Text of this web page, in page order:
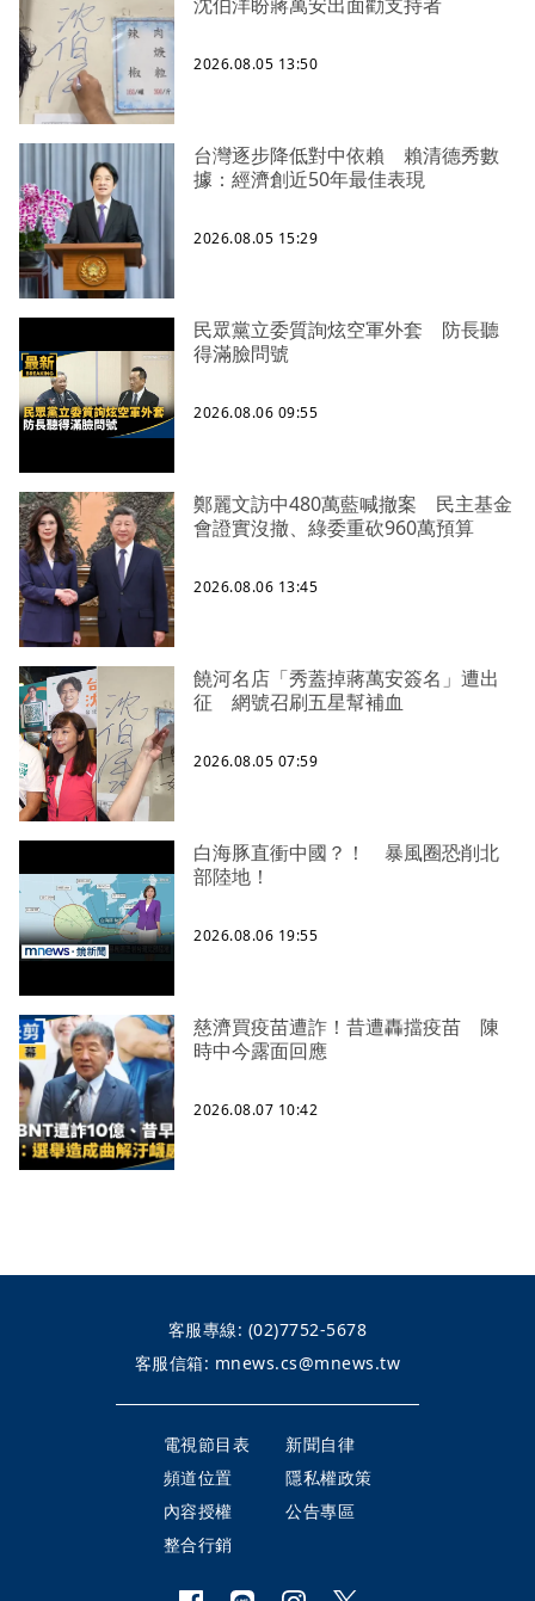
2026.08.05 13:50
台灣逐步降低對中依賴 賴清德秀數
據：經濟創近50年最佳表現
2026.08.05 15:29
民眾黨立委質詢炫空軍外套 防長聽
得滿臉問號
2026.08.06 09:55
鄭麗文訪中480萬藍喊撤案 民主基金
會證實沒撤、綠委重砍960萬預算
2026.08.06 13:45
饒河名店「秀蓋掉蔣萬安簽名」遭出
征 網號召刷五星幫補血
2026.08.05 07:59
白海豚直衝中國？！ 暴風圈恐削北
部陸地！
2026.08.06 19:55
慈濟買疫苗遭詐！昔遭轟擋疫苗 陳
時中今露面回應
2026.08.07 10:42
客服專線: (02)7752-5678
客服信箱: mnews.cs@mnews.tw
電視節目表
新聞自律
頻道位置
隱私權政策
內容授權
公告專區
整合行銷